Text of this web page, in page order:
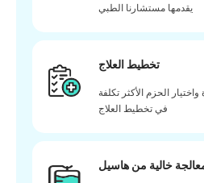
يقدمها مستشارنا الطبي
تخطيط العلاج
الحزم الأكثر تكلفة
في تخطيط العلاج
خالية من هاسيل